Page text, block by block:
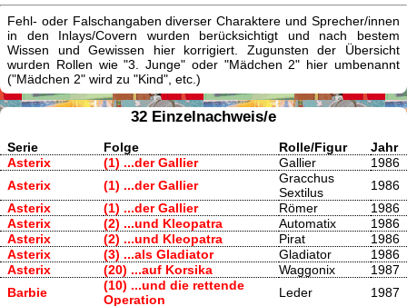
Fehl- oder Falschangaben diverser Charaktere und Sprecher/innen
in den Inlays/Covern wurden berücksichtigt und nach bestem
Wissen und Gewissen hier korrigiert. Zugunsten der Übersicht
wurden Rollen wie "3. Junge" oder "Mädchen 2" hier umbenannt
("Mädchen 2" wird zu "Kind", etc.)
32 Einzelnachweis/e
Serie Folge Rolle/Figur
Jahr
Asterix
(1) ...der Gallier Gallier
1986
Asterix
(1) ...der Gallier
Gracchus
Sextilus
1986
Asterix
(1) ...der Gallier Römer
1986
Asterix
(2) ...und Kleopatra Automatix
1986
Asterix
(2) ...und Kleopatra Pirat
1986
Asterix
(3) ...als Gladiator Gladiator
1986
Asterix
(20) ...auf Korsika Waggonix
1987
Barbie
(10) ...und die rettende
Operation
Leder 1987